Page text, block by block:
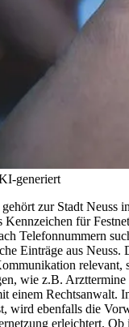
generiert
zur Stadt Neuss
für
Telefonnummern
Einträge aus Neuss.
relevant,
wie z.B. Arzttermine
einem Rechtsanwalt.
wird ebenfalls die
erleichtert.